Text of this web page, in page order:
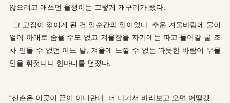
않으려고 애쓰던 올챙이는 그렇게 개구리가 됐다.
그 고집이 꺾이게 된 건 일순간의 일이었다. 추운 겨울바람에 물이
얼어 아래로 숨을 수도 없고 겨울잠을 자기에는 파고 들어갈 굴 조
차 만들 수 없던 어느 날, 겨울에 느낄 수 없는 따듯한 바람이 우물
안을 휘젓더니 한마디를 던졌다.
“신촌은 이곳이 끝이 아니란다. 더 나가서 바라보고 오면 어떻겠